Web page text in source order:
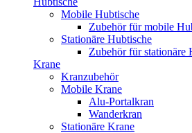
Mobile Hubtische
Zubehör für mobile
Stationäre Hubtische
Zubehör für stationäre
Krane
Kranzubehör
Mobile Krane
Alu-Portalkran
Wanderkran
Stationäre Krane